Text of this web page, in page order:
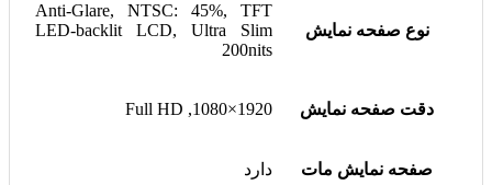
نوع صفحه نمایش
Anti-Glare, NTSC: 45%, TFT
LED-backlit LCD, Ultra Slim
200nits
دقت صفحه نمایش 1920×1080, Full HD
صفحه نمایش مات دارد